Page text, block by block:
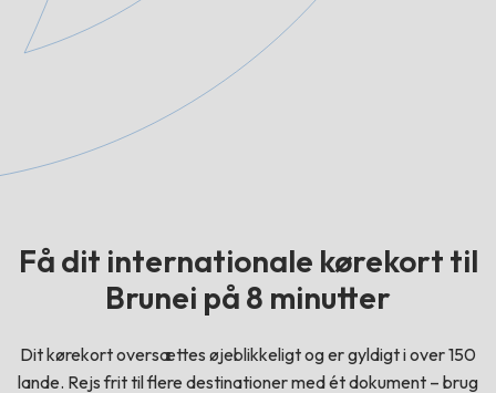
Få dit internationale kørekort til
Brunei på 8 minutter
Dit kørekort oversættes øjeblikkeligt og er gyldigt i over 150
lande. Rejs frit til flere destinationer med ét dokument – brug